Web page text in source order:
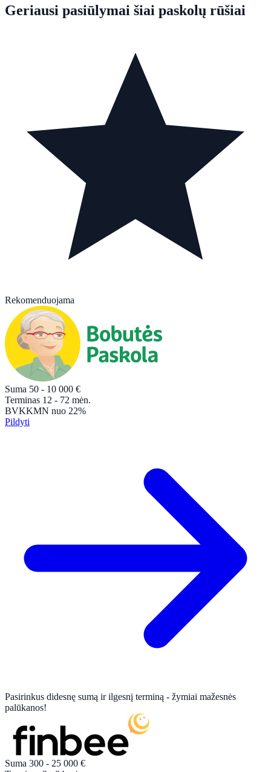
Geriausi pasiūlymai šiai paskolų rūšiai
Rekomenduojama
Suma 50 - 10 000 €
Terminas 12 - 72 mėn.
BVKKMN nuo 22%
Pildyti
Pasirinkus didesnę sumą ir ilgesnį terminą - žymiai mažesnės
palūkanos!
Suma 300 - 25 000 €